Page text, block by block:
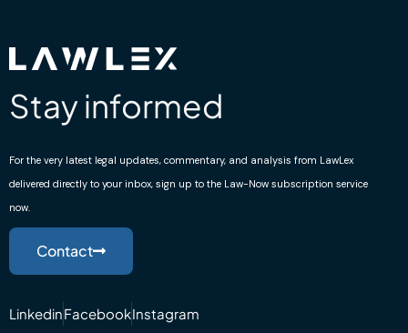
Stay informed
For the very latest legal updates, commentary, and analysis from LawLex
delivered directly to your inbox, sign up to the Law-Now subscription service
now.
Contact
LinkedinFacebookInstagram